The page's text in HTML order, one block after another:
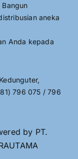
aneka
Anda kepada
796 075 / 796
by PT.